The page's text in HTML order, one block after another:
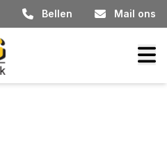
Bellen Mail ons